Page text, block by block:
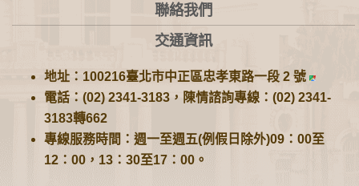
聯絡我們
交通資訊
地址：100216臺北市中正區忠孝東路一段 2 號
電話：(02) 2341-3183，陳情諮詢專線：(02) 2341-
3183轉662
專線服務時間：週一至週五(例假日除外)09：00至
12：00，13：30至17：00。